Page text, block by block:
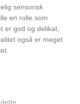
sensorisk
en rolle som
er god og delikat,
også er meget